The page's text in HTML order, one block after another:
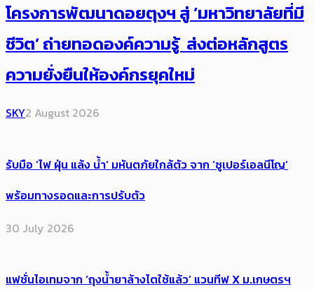
โครงการพัฒนาดอยตุงฯ สู่ ‘มหาวิทยาลัยที่มี
ชีวิต’ ถ่ายทอดองค์ความรู้ ส่งต่อหลักสูตร
ความยั่งยืนให้องค์กรยุคใหม่
SKY2 August 2026
รับมือ ‘ไฟ ฝุ่น แล้ง น้ำ’ มหันตภัยใกล้ตัว จาก ‘ซูเปอร์เอลนีโญ’
พร้อมทางรอดและการปรับตัว
30 July 2026
แฟชั่นไอเทมจาก ‘ถุงน้ำยาล้างไตใช้แล้ว’ แวนทีฟ X ม.เกษตรฯ